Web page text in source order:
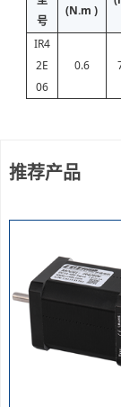
号
(N.m )
IR4
2E
06
0.6
推荐产品